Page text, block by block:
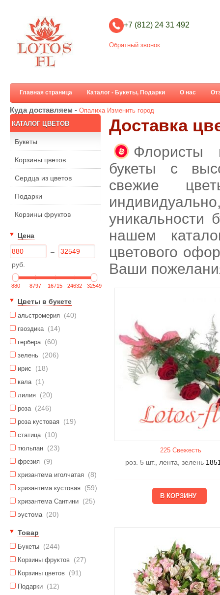
+7 (812) 24 31 492
Обратный звонок
Главная страница Каталог - Букеты, Подарки О нас
Куда доставляем - Опалиха Изменить город
КАТАЛОГ ЦВЕТОВ
Букеты
Корзины цветов
Сердца из цветов
Подарки
Корзины фруктов
Цена
–
руб.
880 8797 16715 24632 32549
Цветы в букете
альстромерия (40)
гвоздика (14)
гербера (60)
зелень (206)
ирис (18)
кала (1)
лилия (20)
роза (246)
роза кустовая (19)
статица (10)
тюльпан (23)
фрезия (9)
хризантема иголчатая (8)
хризантема кустовая (59)
хризантема Сантини (25)
эустома (20)
Товар
Букеты (244)
Корзины фруктов (27)
Корзины цветов (91)
Подарки (12)
Доставка
Флористы
букеты с
свежие
уникальности
нашем
цветового
Ваши
225 Свежесть
роз. 5 шт., лента, зелень